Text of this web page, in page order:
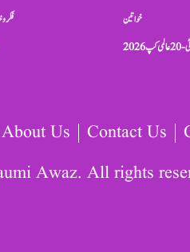
فکر
خواتین
کپ 2026
About Us Contact Us
Awaz. All rights